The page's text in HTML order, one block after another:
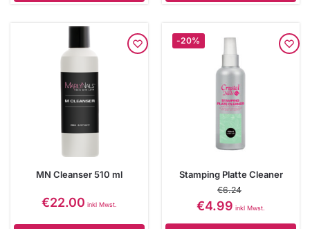
MN Cleanser 510 ml
€22.00 inkl Mwst.
-20%
Stamping Platte Cleaner
€6.24
€4.99 inkl Mwst.